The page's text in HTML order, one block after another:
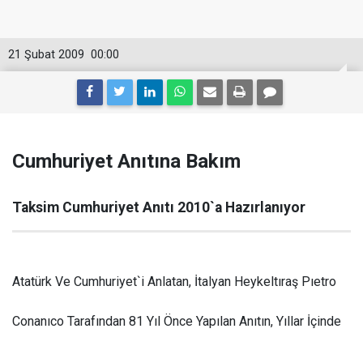
00:00
21 Şubat 2009
Cumhuriyet Anıtına Bakım
Taksim Cumhuriyet Anıtı 2010`a Hazırlanıyor
Atatürk Ve Cumhuriyet`i Anlatan, İtalyan Heykeltıraş Pıetro
Conanıco Tarafından 81 Yıl Önce Yapılan Anıtın, Yıllar İçinde